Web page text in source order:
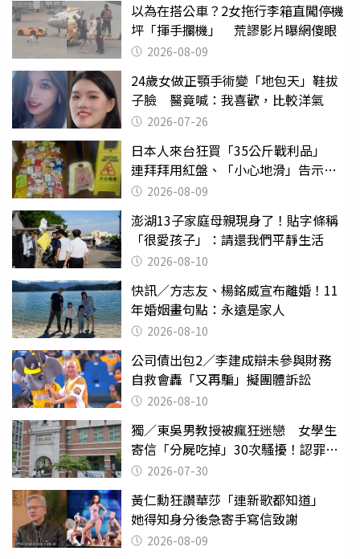
以為在搭公車？2女拖行李箱直闖停機
坪「揮手攔機」 荒謬影片曝網傻眼
2026-08-09
24歲女做正顎手術變「地包天」鞋拔
子臉 醫竟喊：我喜歡，比較洋氣
2026-07-26
日本人來台狂買「35公斤戰利品」
連拜拜用紅盤、「小心地滑」告示牌
也帶回家
2026-08-09
澎湖13子家庭母親現身了！貼字條稱
「很愛孩子」：請還我們平靜生活
2026-08-10
快訊／方志友、楊銘威宣布離婚！11
年婚姻畫句點：永遠是家人
2026-08-10
公司債出包2／李建成辯未參與財務
自救會轟「又再騙」擬團體訴訟
2026-08-10
獨／東吳男教授被瘋狂迷戀 女學生
寄信「分屍吃掉」30次騷擾！認罪免
關 2026-07-30
黃仁勳狂讚華莎「連新歌都知道」
她得知身分後急寄手寫信致謝
2026-08-09